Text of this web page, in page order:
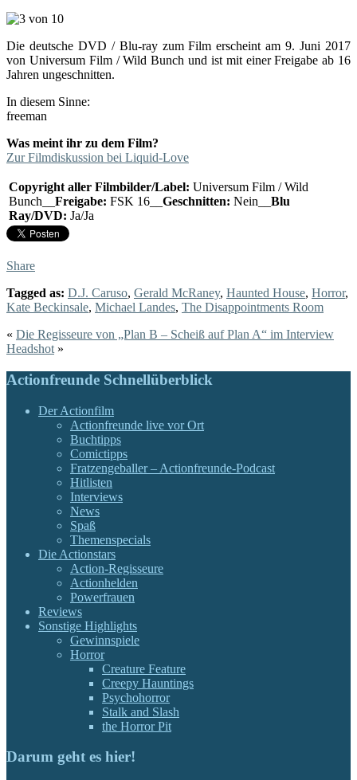
Die deutsche DVD / Blu-ray zum Film erscheint am 9. Juni 2017
von Universum Film / Wild Bunch und ist mit einer Freigabe ab 16
Jahren ungeschnitten.
In diesem Sinne:
freeman
Was meint ihr zu dem Film?
Zur Filmdiskussion bei Liquid-Love
Copyright aller Filmbilder/Label: Universum Film / Wild
Bunch__ Freigabe: FSK 16__ Geschnitten: Nein__ Blu
Ray/DVD: Ja/Ja
Share
Tagged as: D.J. Caruso, Gerald McRaney, Haunted House, Horror,
Kate Beckinsale, Michael Landes, The Disappointments Room
« Die Regisseure von „Plan B – Scheiß auf Plan A“ im Interview
Headshot »
Actionfreunde Schnellüberblick
Der Actionfilm
Actionfreunde live vor Ort
Buchtipps
Comictipps
Fratzengeballer – Actionfreunde-Podcast
Hitlisten
Interviews
News
Spaß
Themenspecials
Die Actionstars
Action-Regisseure
Actionhelden
Powerfrauen
Reviews
Sonstige Highlights
Gewinnspiele
Horror
Creature Feature
Creepy Hauntings
Psychohorror
Stalk and Slash
the Horror Pit
Darum geht es hier!